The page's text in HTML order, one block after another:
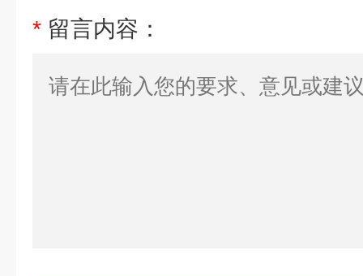
* 留言内容：